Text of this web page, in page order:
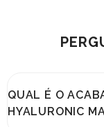
QUAL É O
HYALURONIC